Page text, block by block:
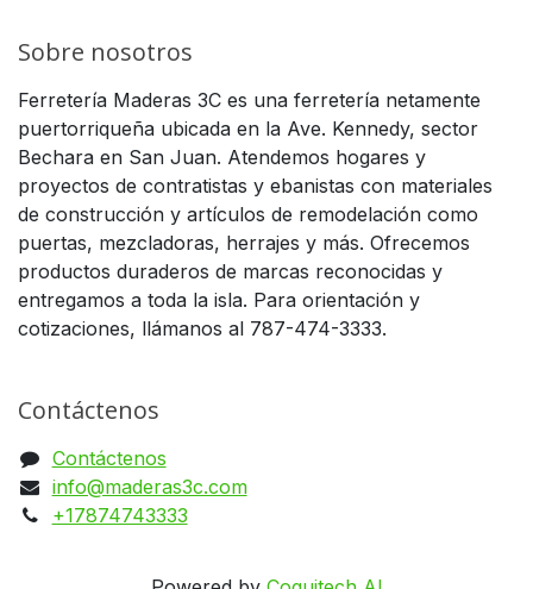
Sobre nosotros
Ferretería Maderas 3C es una ferretería netamente
puertorriqueña ubicada en la Ave. Kennedy, sector
Bechara en San Juan. Atendemos hogares y
proyectos de contratistas y ebanistas con materiales
de construcción y artículos de remodelación como
puertas, mezcladoras, herrajes y más. Ofrecemos
productos duraderos de marcas reconocidas y
entregamos a toda la isla. Para orientación y
cotizaciones, llámanos al 787-474-3333.
Contáctenos
Contáctenos
info@maderas3c.com
+17874743333